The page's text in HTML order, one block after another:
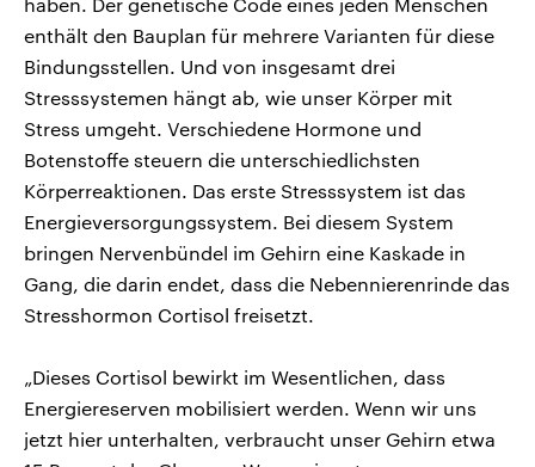
enthält den Bauplan für mehrere Varianten für diese
Bindungsstellen. Und von insgesamt drei
Stresssystemen hängt ab, wie unser Körper mit
Stress umgeht. Verschiedene Hormone und
Botenstoffe steuern die unterschiedlichsten
Körperreaktionen. Das erste Stresssystem ist das
Energieversorgungssystem. Bei diesem System
bringen Nervenbündel im Gehirn eine Kaskade in
Gang, die darin endet, dass die Nebennierenrinde das
Stresshormon Cortisol freisetzt.
„Dieses Cortisol bewirkt im Wesentlichen, dass
Energiereserven mobilisiert werden. Wenn wir uns
jetzt hier unterhalten, verbraucht unser Gehirn etwa